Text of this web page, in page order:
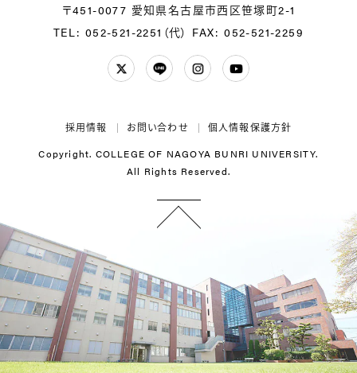
〒451-0077 愛知県名古屋市西区笹塚町2-1
TEL: 052-521-2251（代） FAX: 052-521-2259
個人情報保護方針
お問い合わせ
採用情報
Copyright. COLLEGE OF NAGOYA BUNRI UNIVERSITY.
All Rights Reserved.